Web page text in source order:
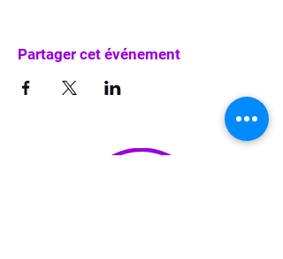
Partager cet événement